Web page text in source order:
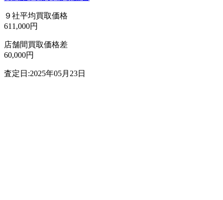
９社平均買取価格
611,000円
店舗間買取価格差
60,000円
査定日:2025年05月23日